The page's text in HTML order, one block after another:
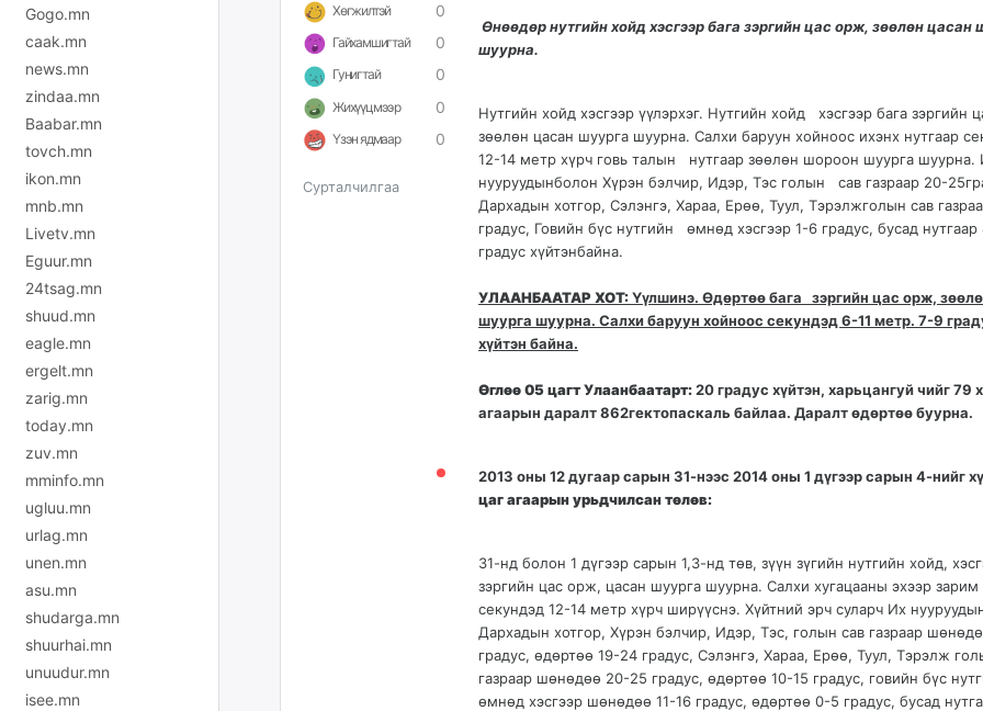
Gogo.mn
caak.mn
news.mn
zindaa.mn
Baabar.mn
tovch.mn
ikon.mn
mnb.mn
Livetv.mn
Eguur.mn
24tsag.mn
shuud.mn
eagle.mn
ergelt.mn
zarig.mn
today.mn
zuv.mn
mminfo.mn
ugluu.mn
urlag.mn
unen.mn
asu.mn
shudarga.mn
shuurhai.mn
unuudur.mn
isee.mn
Хөгжилтэй 0
Гайхамшигтай 0
Гунигтай 0
Жихүүцмээр 0
Үзэн ядмаар 0
Сурталчилгаа
13:27:30
01:01:23
Өнөөдөр нутгийн хойд хэсгээр бага зэргийн цас орж, зөөлөн цасан
шуурна.
Нутгийн хойд хэсгээр үүлэрхэг. Нутгийн хойд хэсгээр бага зэргийн
зөөлөн цасан шуурга шуурна. Салхи баруун хойноос ихэнх нутгаар
12-14 метр хүрч говь талын нутгаар зөөлөн шороон шуурга шуурна.
нууруудынболон Хүрэн бэлчир, Идэр, Тэс голын сав газраар 20-
Дархадын хотгор, Сэлэнгэ, Хараа, Ерөө, Туул, Тэрэлжголын сав
градус, Говийн бүс нутгийн өмнөд хэсгээр 1-6 градус, бусад
градус хүйтэнбайна.
УЛААНБААТАР ХОТ:Үүлшинэ. Өдөртөө бага зэргийн цас орж,
шуурга шуурна. Салхи баруун хойноос секундэд 6-11 метр. 7-9
хүйтэн байна.
Өглөө 05 цагт Улаанбаатарт:20 градус хүйтэн, харьцангуй чийг 79
агаарын даралт 862гектопаскаль байлаа. Даралт өдөртөө буурна.
2013 оны 12 дугаар сарын 31-нээс 2014 оны 1 дүгээр сарын 4-нийг
цаг агаарын урьдчилсан төлөв:
31-нд болон 1 дүгээр сарын 1,3-нд төв, зүүн зүгийн нутгийн хойд,
зэргийн цас орж, цасан шуурга шуурна. Салхи хугацааны эхээр зарим
секундэд 12-14 метр хүрч ширүүснэ. Хүйтний эрч суларч Их
Дархадын хотгор, Хүрэн бэлчир, Идэр, Тэс, голын сав газраар
градус, өдөртөө 19-24 градус, Сэлэнгэ, Хараа, Ерөө, Туул, Тэрэлж
газраар шөнөдөө 20-25 градус, өдөртөө 10-15 градус, говийн бүс
өмнөд хэсгээр шөнөдөө 11-16 градус, өдөртөө 0-5 градус, бусад